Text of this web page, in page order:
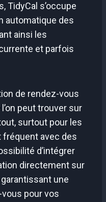
TidyCal s’occupe
automatique des
ainsi les
et parfois
de rendez-vous
peut trouver sur
surtout pour les
avec des
d’intégrer
directement sur
une
pour vos